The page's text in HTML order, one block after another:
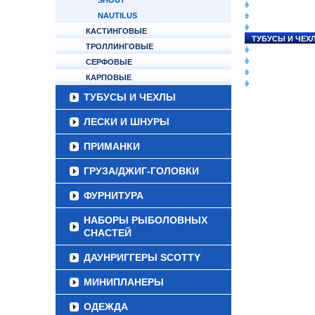
NAUTILUS
КАСТИНГОВЫЕ
ТРОЛЛИНГОВЫЕ
СЕРФОВЫЕ
КАРПОВЫЕ
ТУБУСЫ И ЧЕХЛЫ
ЛЕСКИ И ШНУРЫ
ПРИМАНКИ
ГРУЗА/ДЖИГ-ГОЛОВКИ
ФУРНИТУРА
НАБОРЫ РЫБОЛОВНЫХ
СНАСТЕЙ
ДАУНРИГГЕРЫ SCOTTY
МИНИПЛАНЕРЫ
ОДЕЖДА
ТУБУСЫ И